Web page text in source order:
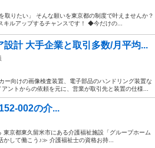
りたい」 そんな願いを東京都の制度で叶えませんか？
ルアップするチャンスです！ ◆今だけの...
設計 大手企業と取引多数/月平均...
ー向けの画像検査装置、電子部品のハンドリング装置な
ントからの依頼を元に、営業が取引先と装置の仕様...
002の介...
京都東久留米市にある介護福祉施設「グループホーム
して働こう♪≫ 介護福祉士の資格お持...